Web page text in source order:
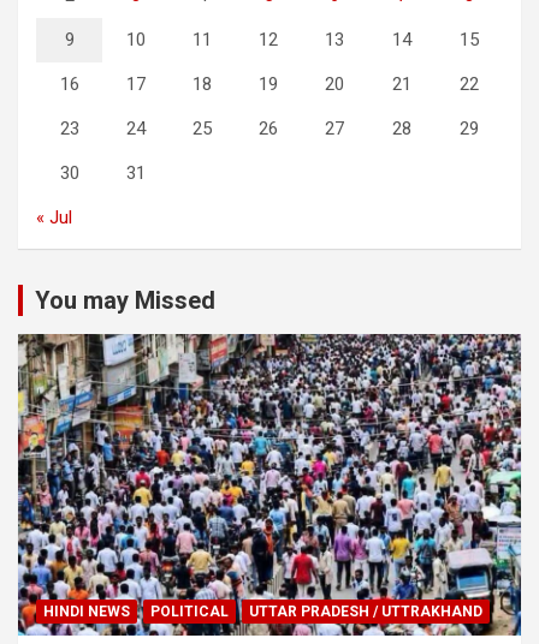
9 10 11 12 13 14 15
16 17 18 19 20 21 22
23 24 25 26 27 28 29
30 31
« Jul
You may Missed
HINDI NEWS POLITICAL UTTAR PRADESH / UTTRAKHAND